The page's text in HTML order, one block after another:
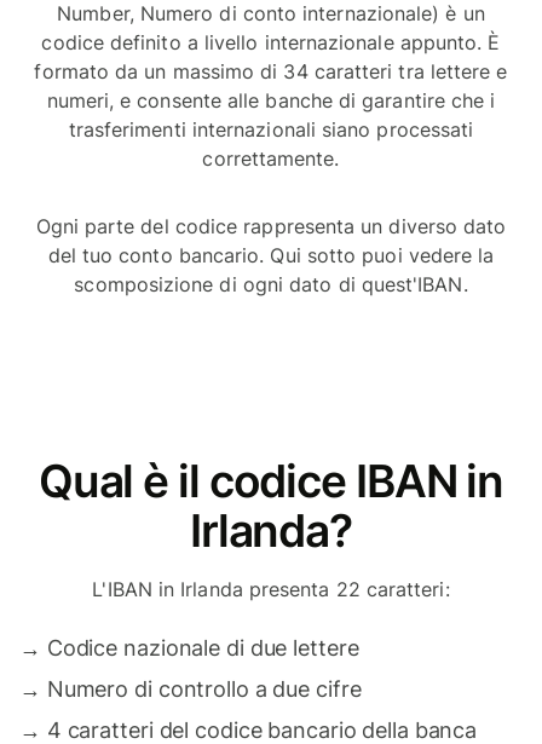
Number, Numero di conto internazionale) è un
codice definito a livello internazionale appunto. È
formato da un massimo di 34 caratteri tra lettere e
numeri, e consente alle banche di garantire che i
trasferimenti internazionali siano processati
correttamente.
Ogni parte del codice rappresenta un diverso dato
del tuo conto bancario. Qui sotto puoi vedere la
scomposizione di ogni dato di quest'IBAN.
Qual è il codice IBAN in
Irlanda?
L'IBAN in Irlanda presenta 22 caratteri:
→ Codice nazionale di due lettere
→ Numero di controllo a due cifre
→ 4 caratteri del codice bancario della banca